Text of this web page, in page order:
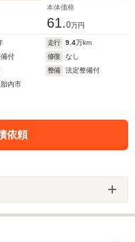
本体価格
61.0万円
走行 9.4万km
付 修復
なし
整備
法定整備付
内市
依頼